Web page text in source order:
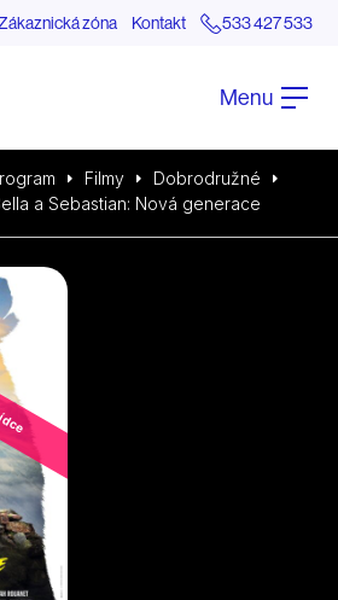
zóna Kontakt 533 427 533
Menu
Filmy
Dobrodružné
a Sebastian: Nová generace